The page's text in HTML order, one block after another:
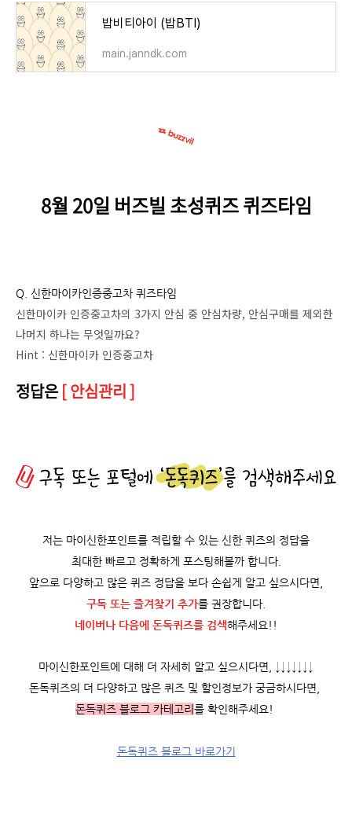
밥비티아이 (밥BTI)
main.janndk.com
8월 20일 버즈빌 초성퀴즈 퀴즈타임
Q. 신한마이카인증중고차 퀴즈타임
신한마이카 인증중고차의 3가지 안심 중 안심차량, 안심구매를 제외한
나머지 하나는 무엇일까요?
Hint : 신한마이카 인증중고차
정답은 [ 안심관리 ]
저는 마이신한포인트를 적립할 수 있는 신한 퀴즈의 정답을
최대한 빠르고 정확하게 포스팅해볼까 합니다.
앞으로 다양하고 많은 퀴즈 정답을 보다 손쉽게 알고 싶으시다면,
구독 또는 즐겨찾기 추가를 권장합니다.
네이버나 다음에 돈독퀴즈를 검색해주세요!!
마이신한포인트에 대해 더 자세히 알고 싶으시다면, ↓↓↓↓↓↓↓
돈독퀴즈의 더 다양하고 많은 퀴즈 및 할인정보가 궁금하시다면,
돈독퀴즈 블로그 카테고리를 확인해주세요!
돈독퀴즈 블로그 바로가기